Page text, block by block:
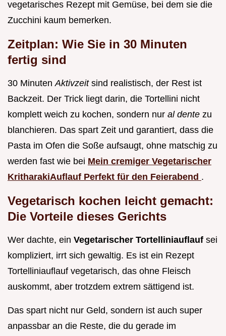
vegetarisches Rezept mit Gemüse, bei dem sie die
Zucchini kaum bemerken.
Zeitplan: Wie Sie in 30 Minuten
fertig sind
30 MinutenAktivzeit sind realistisch, der Rest ist
Backzeit. Der Trick liegt darin, die Tortellini nicht
komplett weich zu kochen, sondern nur al dente zu
blanchieren. Das spart Zeit und garantiert, dass die
Pasta im Ofen die Soße aufsaugt, ohne matschig zu
werden fast wie bei Mein cremiger Vegetarischer
KritharakiAuflauf Perfekt für den Feierabend .
Vegetarisch kochen leicht gemacht:
Die Vorteile dieses Gerichts
Wer dachte, ein Vegetarischer Tortelliniauflauf sei
kompliziert, irrt sich gewaltig. Es ist ein Rezept
Tortelliniauflauf vegetarisch, das ohne Fleisch
auskommt, aber trotzdem extrem sättigend ist.
Das spart nicht nur Geld, sondern ist auch super
anpassbar an die Reste, die du gerade im